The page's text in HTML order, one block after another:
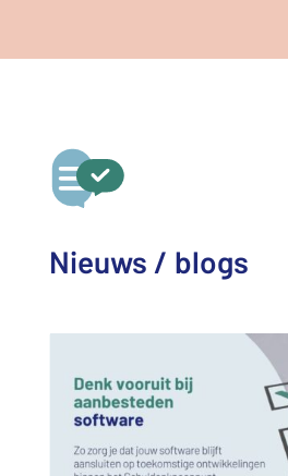
Nieuws / blogs